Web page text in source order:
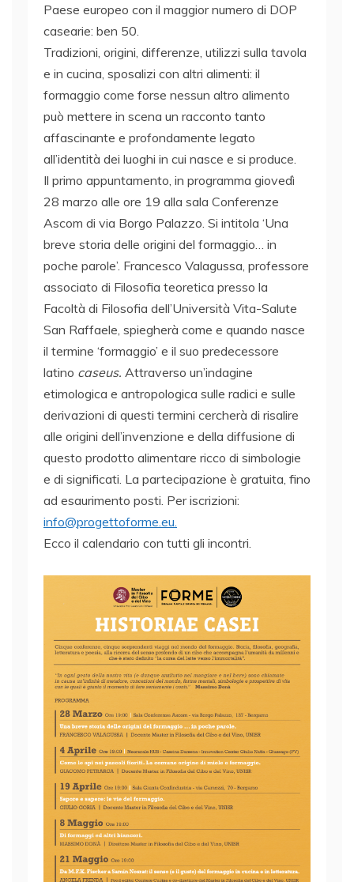
Paese europeo con il maggior numero di DOP
casearie: ben 50.
Tradizioni, origini, differenze, utilizzi sulla tavola
e in cucina, sposalizi con altri alimenti: il
formaggio come forse nessun altro alimento
può mettere in scena un racconto tanto
affascinante e profondamente legato
all’identità dei luoghi in cui nasce e si produce.
Il primo appuntamento, in programma giovedì
28 marzo alle ore 19 alla sala Conferenze
Ascom di via Borgo Palazzo. Si intitola ‘Una
breve storia delle origini del formaggio… in
poche parole’. Francesco Valagussa, professore
associato di Filosofia teoretica presso la
Facoltà di Filosofia dell’Università Vita-Salute
San Raffaele, spiegherà come e quando nasce
il termine ‘formaggio’ e il suo predecessore
latino caseus. Attraverso un’indagine
etimologica e antropologica sulle radici e sulle
derivazioni di questi termini cercherà di risalire
alle origini dell’invenzione e della diffusione di
questo prodotto alimentare ricco di simbologie
e di significati. La partecipazione è gratuita, fino
ad esaurimento posti. Per iscrizioni:
info@progettoforme.eu.
Ecco il calendario con tutti gli incontri.